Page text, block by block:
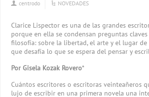
centrodo NOVEDADES
Clarice Lispector es una de las grandes
porque en ella se condensan preguntas
filosofía: sobre la libertad, el arte y el lugar
que desafía lo que se espera del pensar y
Por Gisela Kozak Rovero*
Cuántos escritores o escritoras veinteañeros
lujo de escribir en una primera novela una